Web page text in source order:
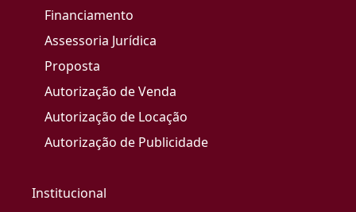
Financiamento
Assessoria Jurídica
Proposta
Autorização de Venda
Autorização de Locação
Autorização de Publicidade
Institucional